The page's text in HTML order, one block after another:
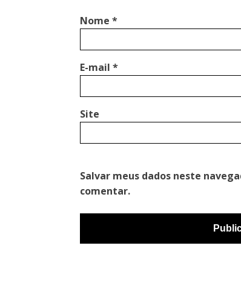
Nome *
E-mail *
Site
Salvar meus dados neste
comentar.